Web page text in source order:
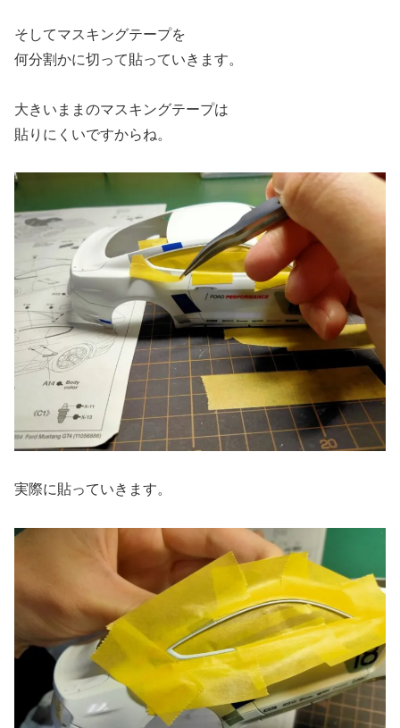
そしてマスキングテープを
何分割かに切って貼っていきます。
大きいままのマスキングテープは
貼りにくいですからね。
実際に貼っていきます。